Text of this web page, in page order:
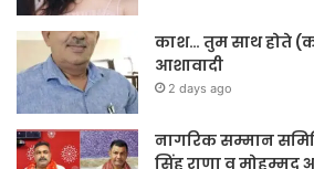
काश… तुम साथ होते
आशावादी
2 days ago
नागरिक सम्मान
सिंह राणा व